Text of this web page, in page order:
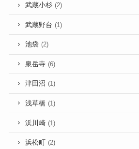
武蔵小杉 (2)
武蔵野台 (1)
池袋 (2)
泉岳寺 (6)
津田沼 (1)
浅草橋 (1)
浜川崎 (1)
浜松町 (2)